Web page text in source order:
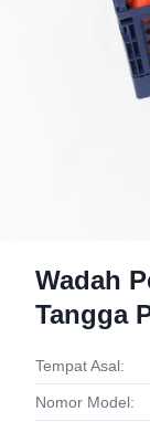
Wadah
Tangga
Tempat Asal:
Nomor Model: